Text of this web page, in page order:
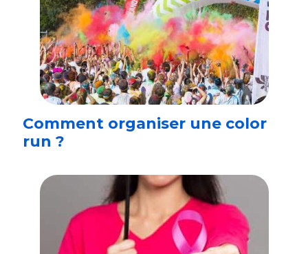
Comment organiser une color
run ?